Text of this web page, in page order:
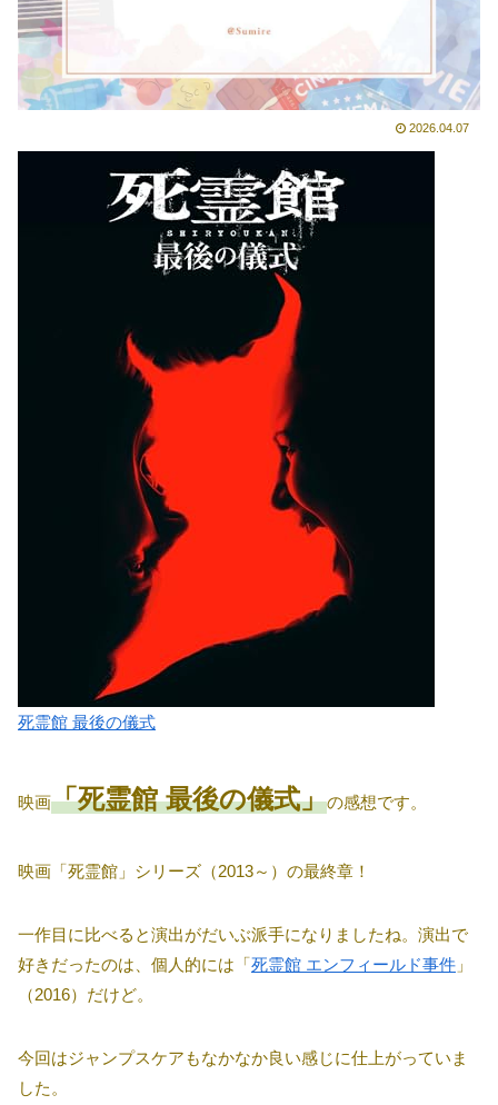
2026.04.07
死霊館 最後の儀式
映画「死霊館 最後の儀式」の感想です。
映画「死霊館」シリーズ（2013～）の最終章！
一作目に比べると演出がだいぶ派手になりましたね。演出で
好きだったのは、個人的には「死霊館 エンフィールド事件 」
（2016）だけど。
今回はジャンプスケアもなかなか良い感じに仕上がっていま
した。